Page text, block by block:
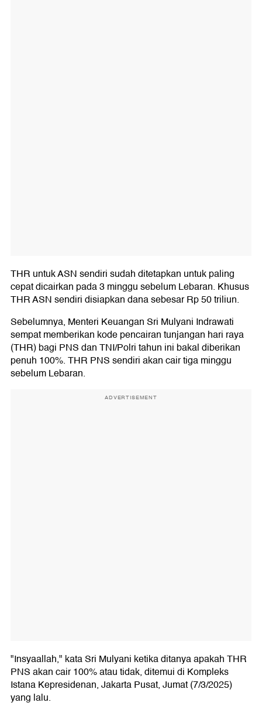
THR untuk ASN sendiri sudah ditetapkan untuk paling
cepat dicairkan pada 3 minggu sebelum Lebaran. Khusus
THR ASN sendiri disiapkan dana sebesar Rp 50 triliun.
Sebelumnya, Menteri Keuangan Sri Mulyani Indrawati
sempat memberikan kode pencairan tunjangan hari raya
(THR) bagi PNS dan TNI/Polri tahun ini bakal diberikan
penuh 100%. THR PNS sendiri akan cair tiga minggu
sebelum Lebaran.
ADVERTISEMENT
"Insyaallah," kata Sri Mulyani ketika ditanya apakah THR
PNS akan cair 100% atau tidak, ditemui di Kompleks
Istana Kepresidenan, Jakarta Pusat, Jumat (7/3/2025)
yang lalu.